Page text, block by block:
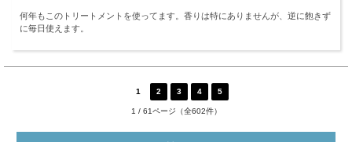
何年もこのトリートメントを使ってます。香りは特にありませんが、逆に飽きず
に毎日使えます。
1 2 3 4 5
1 / 61ページ（全602件）